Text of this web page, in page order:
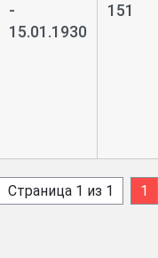
-
15.01.1930
151
Страница 1 из 1 1